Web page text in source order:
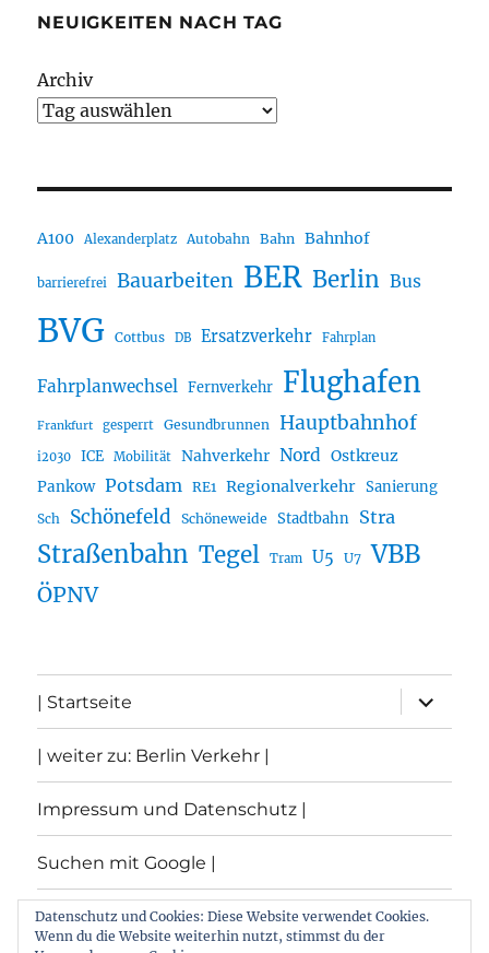
NEUIGKEITEN NACH TAG
Archiv
A100 Alexanderplatz Autobahn Bahn Bahnhof
barrierefrei Bauarbeiten BER Berlin Bus
BVG Cottbus DB Ersatzverkehr Fahrplan
Fahrplanwechsel Fernverkehr Flughafen
Frankfurt gesperrt Gesundbrunnen Hauptbahnhof
i2030 ICE Mobilität Nahverkehr Nord Ostkreuz
Pankow Potsdam RE1 Regionalverkehr Sanierung
Sch Schönefeld Schöneweide Stadtbahn Stra
Straßenbahn Tegel Tram U5 U7 VBB
ÖPNV
| Startseite
öffnen
| weiter zu: Berlin Verkehr |
Impressum und Datenschutz |
Suchen mit Google |
Themen
Datenschutz und Cookies: Diese Website verwendet Cookies.
Wenn du die Website weiterhin nutzt, stimmst du der